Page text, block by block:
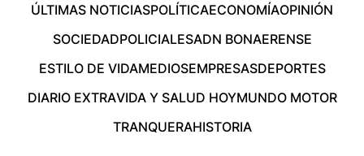
ÚLTIMAS NOTICIASPOLÍTICAECONOMÍAOPINIÓN
SOCIEDADPOLICIALESADN BONAERENSE
ESTILO DE VIDAMEDIOSEMPRESASDEPORTES
DIARIO EXTRAVIDA Y SALUD HOYMUNDO MOTOR
TRANQUERAHISTORIA